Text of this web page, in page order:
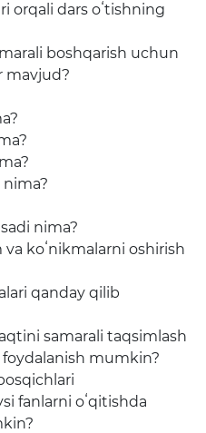
orqali dars oʻtishning
boshqarish uchun
mavjud?
nima?
koʻnikmalarni oshirish
qanday qilib
samarali taqsimlash
mumkin?
fanlarni oʻqitishda